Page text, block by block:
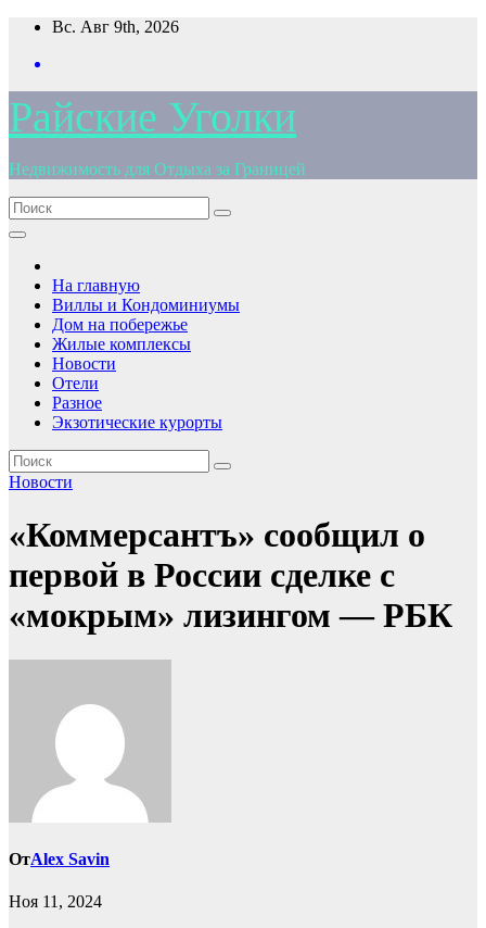
Перейти
содержимому
Вс. Авг 9th, 2026
Райские Уголки
Недвижимость для Отдыха за Границей
На главную
Виллы и Кондоминиумы
Дом на побережье
Жилые комплексы
Новости
Отели
Разное
Экзотические курорты
Новости
«Коммерсантъ» сообщил о
первой в России сделке с
«мокрым» лизингом — РБК
ОтAlex Savin
Ноя 11, 2024